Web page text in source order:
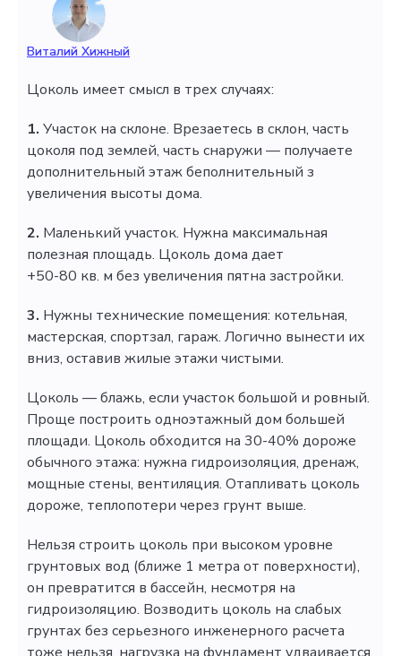
Виталий Хижный
Цоколь имеет смысл в трех случаях:
1. Участок на склоне. Врезаетесь в склон, часть
цоколя под землей, часть снаружи — получаете
дополнительный этаж беполнительный з
увеличения высоты дома.
2. Маленький участок. Нужна максимальная
полезная площадь. Цоколь дома дает
+50-80 кв. м без увеличения пятна застройки.
3. Нужны технические помещения: котельная,
мастерская, спортзал, гараж. Логично вынести их
вниз, оставив жилые этажи чистыми.
Цоколь — блажь, если участок большой и ровный.
Проще построить одноэтажный дом большей
площади. Цоколь обходится на 30-40% дороже
обычного этажа: нужна гидроизоляция, дренаж,
мощные стены, вентиляция. Отапливать цоколь
дороже, теплопотери через грунт выше.
Нельзя строить цоколь при высоком уровне
грунтовых вод (ближе 1 метра от поверхности),
он превратится в бассейн, несмотря на
гидроизоляцию. Возводить цоколь на слабых
грунтах без серьезного инженерного расчета